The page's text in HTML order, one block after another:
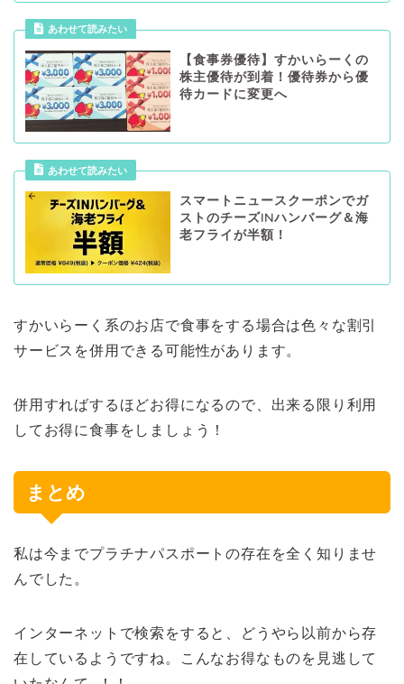
あわせて読みたい
【食事券優待】すかいらーくの
株主優待が到着！優待券から優
待カードに変更へ
あわせて読みたい
スマートニュースクーポンでガ
ストのチーズINハンバーグ＆海
老フライが半額！
すかいらーく系のお店で食事をする場合は色々な割引
サービスを併用できる可能性があります。
併用すればするほどお得になるので、出来る限り利用
してお得に食事をしましょう！
まとめ
私は今までプラチナパスポートの存在を全く知りませ
んでした。
インターネットで検索をすると、どうやら以前から存
在しているようですね。こんなお得なものを見逃して